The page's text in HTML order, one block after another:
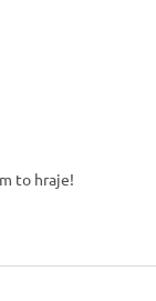
to hraje!